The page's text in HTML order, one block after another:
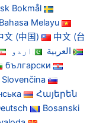
Bokmål
Bahasa Melayu
文 (中国)
中文 (台
العربية اردو
български
Slovenčina
Հայերեն
Bosanski